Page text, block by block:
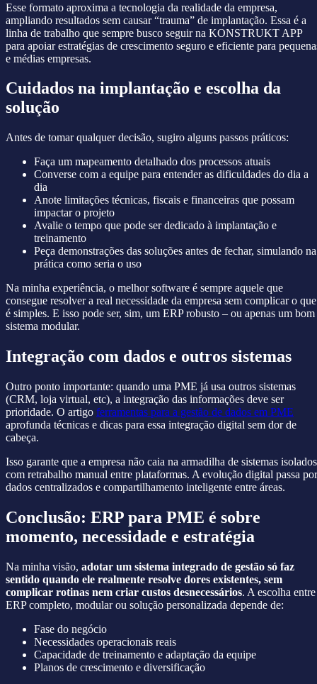
Esse formato aproxima a tecnologia da realidade da empresa,
ampliando resultados sem causar “trauma” de implantação. Essa é a
linha de trabalho que sempre busco seguir na KONSTRUKT APP
para apoiar estratégias de crescimento seguro e eficiente para
e médias empresas.
Cuidados na implantação e escolha da
solução
Antes de tomar qualquer decisão, sugiro alguns passos práticos:
Faça um mapeamento detalhado dos processos atuais
Converse com a equipe para entender as dificuldades do dia a
dia
Anote limitações técnicas, fiscais e financeiras que possam
impactar o projeto
Avalie o tempo que pode ser dedicado à implantação e
treinamento
Peça demonstrações das soluções antes de fechar, simulando na
prática como seria o uso
Na minha experiência, o melhor software é sempre aquele que
consegue resolver a real necessidade da empresa sem complicar o que
é simples. E isso pode ser, sim, um ERP robusto – ou apenas um bom
sistema modular.
Integração com dados e outros sistemas
Outro ponto importante: quando uma PME já usa outros sistemas
(CRM, loja virtual, etc), a integração das informações deve ser
prioridade. O artigo ferramentas para a gestão de dados em PME
aprofunda técnicas e dicas para essa integração digital sem dor de
cabeça.
Isso garante que a empresa não caia na armadilha de sistemas
com retrabalho manual entre plataformas. A evolução digital passa por
dados centralizados e compartilhamento inteligente entre áreas.
Conclusão: ERP para PME é sobre
momento, necessidade e estratégia
Na minha visão, adotar um sistema integrado de gestão só faz
sentido quando ele realmente resolve dores existentes, sem
complicar rotinas nem criar custos desnecessários. A escolha entre
ERP completo, modular ou solução personalizada depende de:
Fase do negócio
Necessidades operacionais reais
Capacidade de treinamento e adaptação da equipe
Planos de crescimento e diversificação